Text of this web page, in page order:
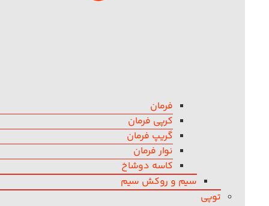
فرمان
کرپی فرمان
گریپ فرمان
نوار فرمان
کاسه دوشاخ
سیم و روکش سیم
توپی